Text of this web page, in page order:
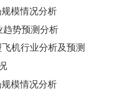
模情况分析
势预测分析
机行业分析及预测
模情况分析